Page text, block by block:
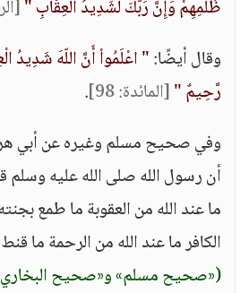
ظُلْمِهِمْ وَإِنَّ رَبَّكَ لَشَدِيدُ الْعِقَابِ "
وقال أيضًا:" اعْلَمُواْ أَنَّ اللّهَ شَدِيدُ
رَّحِيمٌ "[المائدة: 98]
.
وفي صحيح مسلم وغيره عن أبي
أن رسول الله صلى الله عليه وسلم
ما عند الله من العقوبة ما طمع
الكافر ما عند الله من الرحمة ما
(«صحيح مسلم» و«صحيح